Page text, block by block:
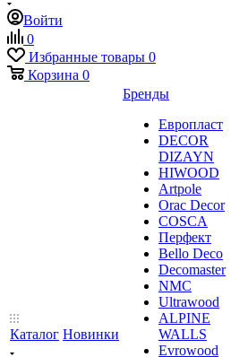
Войти
0
Избранные товары 0
Корзина 0
Каталог Новинки
Бренды
Европласт
DECOR
DIZAYN
HIWOOD
Artpole
Orac Decor
COSCA
Перфект
Bello Deco
Decomaster
NMС
Ultrawood
ALPINE
WALLS
Evrowood